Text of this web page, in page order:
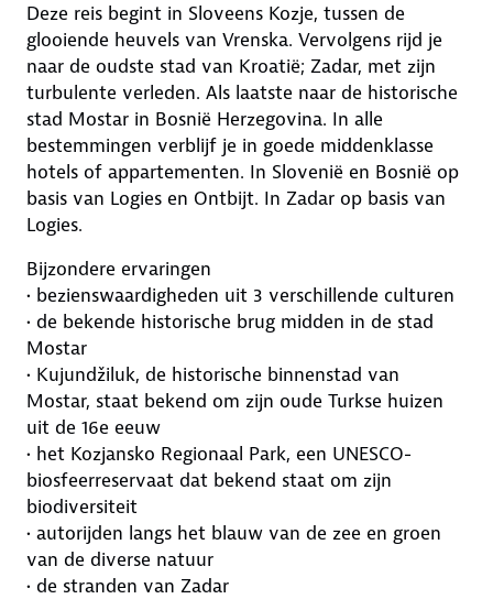
Deze reis begint in Sloveens Kozje, tussen de
glooiende heuvels van Vrenska. Vervolgens rijd je
naar de oudste stad van Kroatië; Zadar, met zijn
turbulente verleden. Als laatste naar de historische
stad Mostar in Bosnië Herzegovina. In alle
bestemmingen verblijf je in goede middenklasse
hotels of appartementen. In Slovenië en Bosnië op
basis van Logies en Ontbijt. In Zadar op basis van
Logies.
Bijzondere ervaringen
• bezienswaardigheden uit 3 verschillende culturen
• de bekende historische brug midden in de stad
Mostar
• Kujundžiluk, de historische binnenstad van
Mostar, staat bekend om zijn oude Turkse huizen
uit de 16e eeuw
• het Kozjansko Regionaal Park, een UNESCO-
biosfeerreservaat dat bekend staat om zijn
biodiversiteit
• autorijden langs het blauw van de zee en groen
van de diverse natuur
• de stranden van Zadar